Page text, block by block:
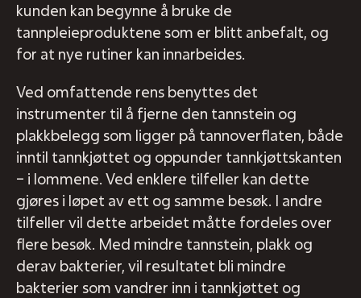
kunden kan begynne å bruke de
tannpleieproduktene som er blitt anbefalt, og
for at nye rutiner kan innarbeides.
Ved omfattende rens benyttes det
instrumenter til å fjerne den tannstein og
plakkbelegg som ligger på tannoverflaten, både
inntil tannkjøttet og oppunder tannkjøttskanten
– i lommene. Ved enklere tilfeller kan dette
gjøres i løpet av ett og samme besøk. I andre
tilfeller vil dette arbeidet måtte fordeles over
flere besøk. Med mindre tannstein, plakk og
derav bakterier, vil resultatet bli mindre
bakterier som vandrer inn i tannkjøttet og